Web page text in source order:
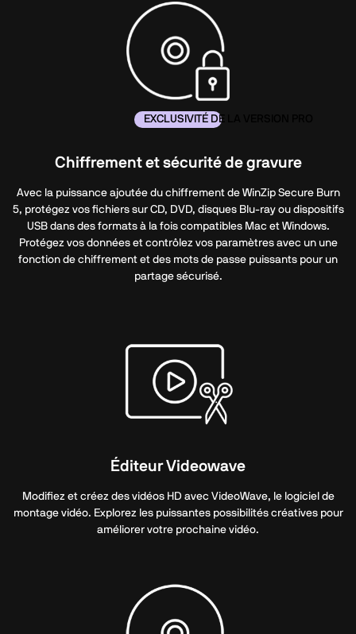
EXCLUSIVITÉ DE LA VERSION PRO
Chiffrement et sécurité de gravure
Avec la puissance ajoutée du chiffrement de WinZip Secure Burn
5, protégez vos fichiers sur CD, DVD, disques Blu-ray ou dispositifs
USB dans des formats à la fois compatibles Mac et Windows.
Protégez vos données et contrôlez vos paramètres avec un une
fonction de chiffrement et des mots de passe puissants pour un
partage sécurisé.
Éditeur Videowave
Modifiez et créez des vidéos HD avec VideoWave, le logiciel de
montage vidéo. Explorez les puissantes possibilités créatives pour
améliorer votre prochaine vidéo.